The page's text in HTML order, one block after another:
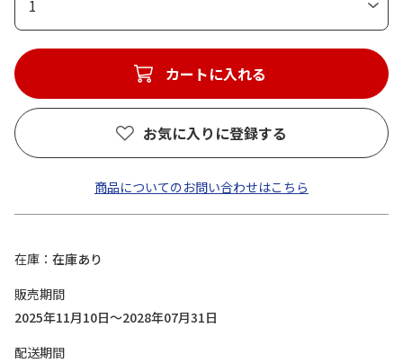
1
カートに入れる
お気に入りに登録する
商品についてのお問い合わせはこちら
在庫
在庫あり
販売期間
2025年11月10日～2028年07月31日
配送期間